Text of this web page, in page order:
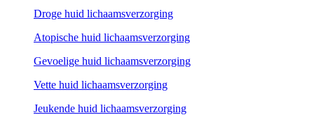
Droge huid lichaamsverzorging
Atopische huid lichaamsverzorging
Gevoelige huid lichaamsverzorging
Vette huid lichaamsverzorging
Jeukende huid lichaamsverzorging